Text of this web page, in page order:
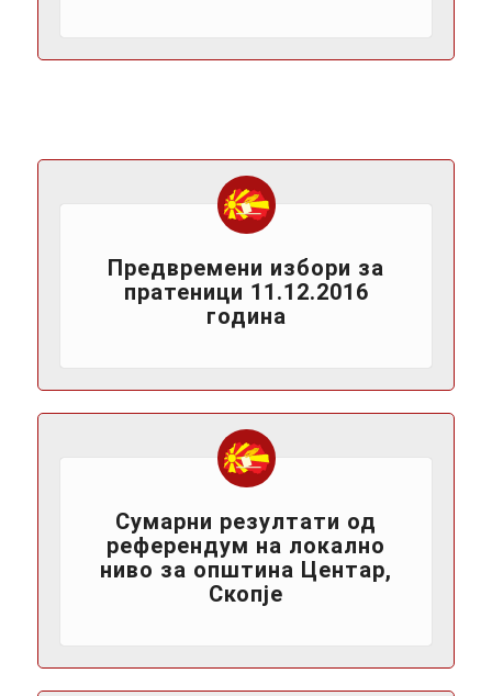
Предвремени избори за
пратеници 11.12.2016
година
Сумарни резултати од
референдум на локално
ниво за општина Центар,
Скопје